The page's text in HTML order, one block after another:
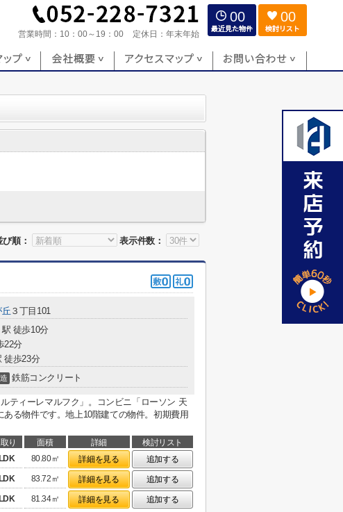
営業時間： 10：00～19：00 定休日： 年末年始
00 00
び順： 表示件数：
丘 ３丁目101
駅 徒歩10分
22分
徒歩23分
鉄筋コンクリート
ティーレマルフク」。コンビニ「ローソン 天
る物件です。地上10階建ての物件。初期費用
り 面積 詳細
検討リスト
80.80㎡ 詳細を見る
追加する
83.72㎡ 詳細を見る
追加する
81.34㎡ 詳細を見る 追加する